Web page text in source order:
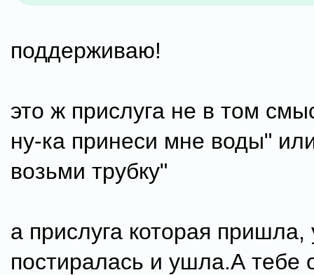
поддерживаю!
это ж прислуга не в том
ну-ка принеси мне воды"
возьми трубку"
а прислуга которая пришла,
постиралась и ушла.А тебе